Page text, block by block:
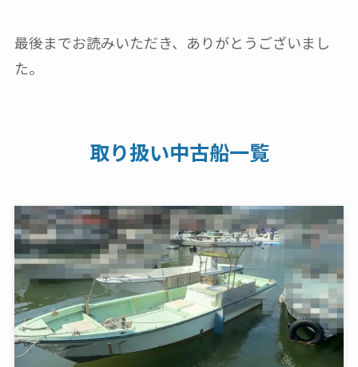
最後までお読みいただき、ありがとうございまし
た。
取り扱い中古船一覧